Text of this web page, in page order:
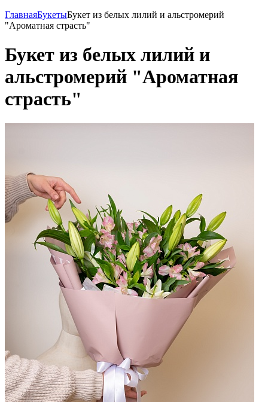
ГлавнаяБукетыБукет из белых лилий и альстромерий
"Ароматная страсть"
Букет из белых лилий и
альстромерий "Ароматная
страсть"